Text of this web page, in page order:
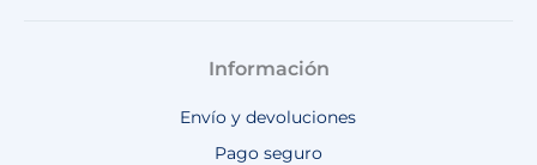
Información
Envío y devoluciones
Pago seguro